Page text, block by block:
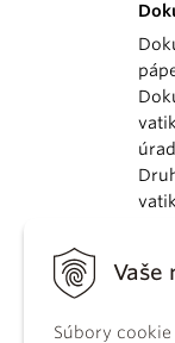
Vaše
Súbory
KBS